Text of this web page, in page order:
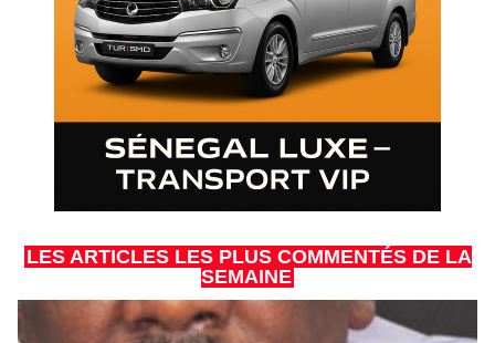
LES ARTICLES LES PLUS COMMENTÉS DE LA
SEMAINE